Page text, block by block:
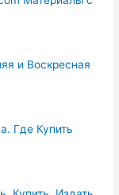
и Воскресная
Где Купить